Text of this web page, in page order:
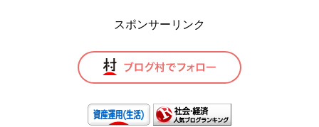
スポンサーリンク